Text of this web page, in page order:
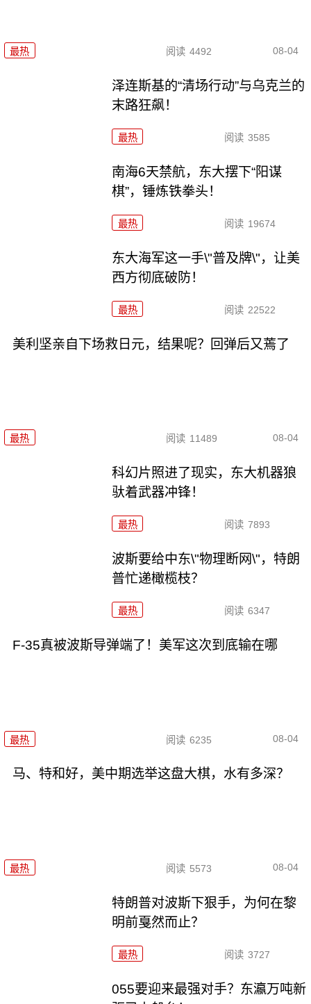
最热 阅读 4492 08-04
泽连斯基的“清场行动”与乌克兰的
末路狂飙！
最热 阅读 3585
南海6天禁航，东大摆下“阳谋
棋”，锤炼铁拳头！
最热 阅读 19674
东大海军这一手\"普及牌\"，让美
西方彻底破防！
最热 阅读 22522
美利坚亲自下场救日元，结果呢？回弹后又蔫了
最热 阅读 11489 08-04
科幻片照进了现实，东大机器狼
驮着武器冲锋！
最热 阅读 7893
波斯要给中东\"物理断网\"，特朗
普忙递橄榄枝？
最热 阅读 6347
F-35真被波斯导弹端了！美军这次到底输在哪
最热 阅读 6235 08-04
马、特和好，美中期选举这盘大棋，水有多深？
最热 阅读 5573 08-04
特朗普对波斯下狠手，为何在黎
明前戛然而止？
最热 阅读 3727
055要迎来最强对手？东瀛万吨新